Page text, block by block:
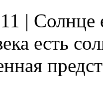
| Солнце
есть